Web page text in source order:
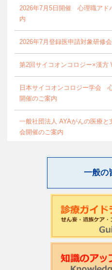
2026年7月5日開催 心理職アド
内
2026年7月登録医申請対象研修
第2回サイコオンコロジー×漢方
日本サイコオンコロジー学会
開催のご案内
一般社団法人 AYAがんの医療
会開催のご案内
第4回緩和臨床研究ワークショッ
日本サイコオンコロジー学会「
療法：基本スキル演習」研修会
2026年度学会開催CSTについて
第22回日本仏教看護・ビハーラ
一般の